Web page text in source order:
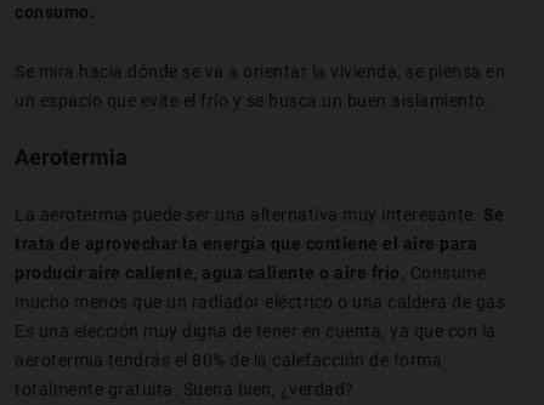
consumo.
Se mira hacia dónde se va a orientar la vivienda, se piensa en
un espacio que evite el frío y se busca un buen aislamiento.
Aerotermia
La aerotermia puede ser una alternativa muy interesante. Se
trata de aprovechar la energía que contiene el aire para
producir aire caliente, agua caliente o aire frío. Consume
mucho menos que un radiador eléctrico o una caldera de gas.
Es una elección muy digna de tener en cuenta, ya que con la
aerotermia tendrás el 80% de la calefacción de forma
totalmente gratuita. Suena bien, ¿verdad?